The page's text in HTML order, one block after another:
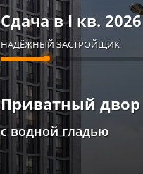
Сдача в I кв. 2026
НАДЁЖНЫЙ ЗАСТРОЙЩИК
Приватный двор
с водной гладью